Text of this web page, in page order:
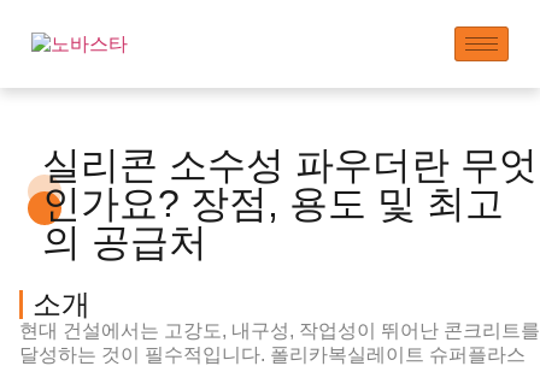
실리콘 소수성 파우더란 무엇
인가요? 장점, 용도 및 최고
의 공급처
소개
현대 건설에서는 고강도, 내구성, 작업성이 뛰어난 콘크리트를
달성하는 것이 필수적입니다. 폴리카복실레이트 슈퍼플라스